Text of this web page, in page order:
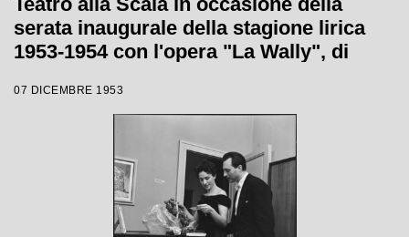
serata inaugurale della stagione lirica
1953-1954 con l'opera "La Wally", di
Giulini, con la regia di Tatiana Pavlova
07 DICEMBRE 1953